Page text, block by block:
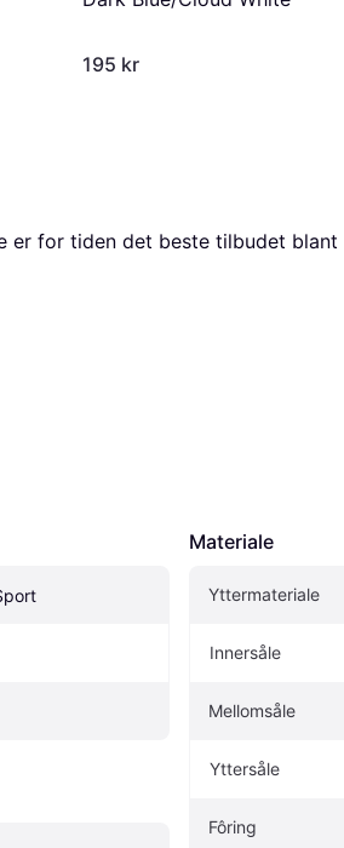
195 kr
er for tiden det beste tilbudet blant
Materiale
Yttermateriale
Innersåle
Mellomsåle
Yttersåle
Fôring